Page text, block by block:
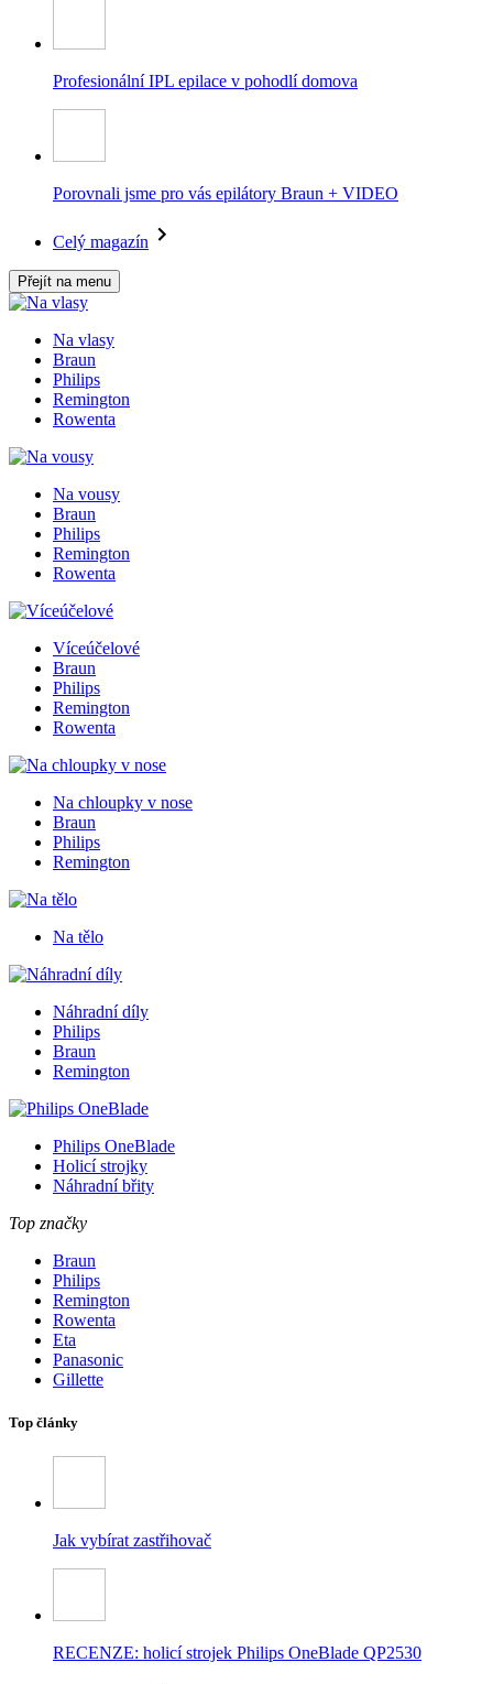
Profesionální IPL epilace v pohodlí domova
Porovnali jsme pro vás epilátory Braun + VIDEO
Celý magazín
Přejít na menu
Na vlasy
Braun
Philips
Remington
Rowenta
Na vousy
Braun
Philips
Remington
Rowenta
Víceúčelové
Braun
Philips
Remington
Rowenta
Na chloupky v nose
Braun
Philips
Remington
Na tělo
Náhradní díly
Philips
Braun
Remington
Philips OneBlade
Holicí strojky
Náhradní břity
Top značky
Braun
Philips
Remington
Rowenta
Eta
Panasonic
Gillette
Top články
Jak vybírat zastřihovač
RECENZE: holicí strojek Philips OneBlade QP2530